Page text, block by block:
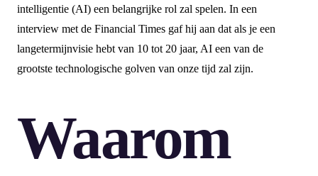
intelligentie (AI) een belangrijke rol zal spelen. In een
interview met de Financial Times gaf hij aan dat als je een
langetermijnvisie hebt van 10 tot 20 jaar, AI een van de
grootste technologische golven van onze tijd zal zijn.
Waarom